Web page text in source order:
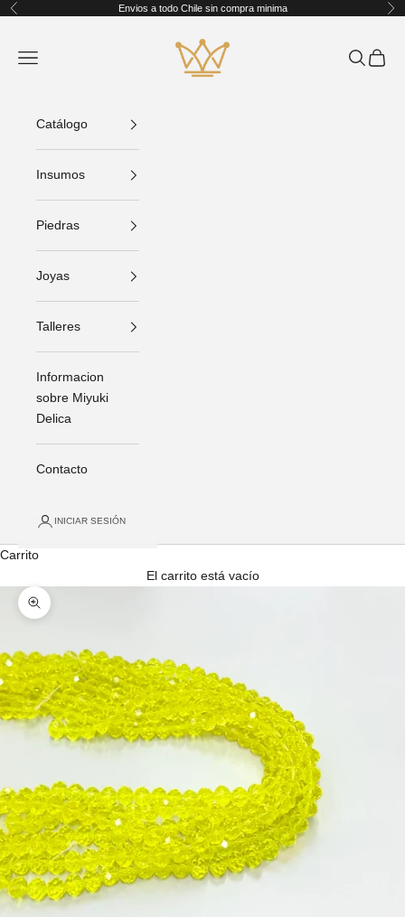
Ir al contenido
Anterior Envios a todo Chile sin compra minima
King Crafts
Abrir menú de navegación
AbrirAbrir
Catálogo
Insumos
Piedras
Joyas
Talleres
Informacion
sobre Miyuki
Delica
Contacto
INICIAR SESIÓN
Carrito
El carrito está vacío
Zoom